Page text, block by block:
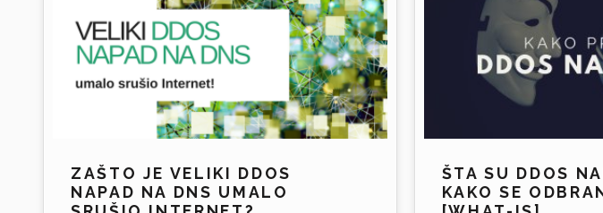
ZAŠTO JE VELIKI DDOS
NAPAD NA DNS UMALO
ŠTA SU DDOS
KAKO SE